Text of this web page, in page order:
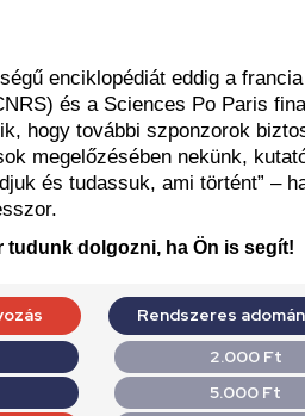
enciklopédiát eddig a
és a Sciences Po Paris
hogy további szponzorok
megelőzésében nekünk,
és tudassuk, ami történt” –
tudunk dolgozni, ha Ön is segít!